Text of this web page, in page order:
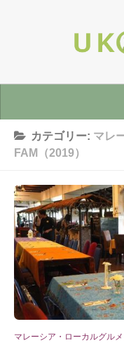
カテゴリー: マレ
FAM（2019）
マレーシア・ローカルグルメ